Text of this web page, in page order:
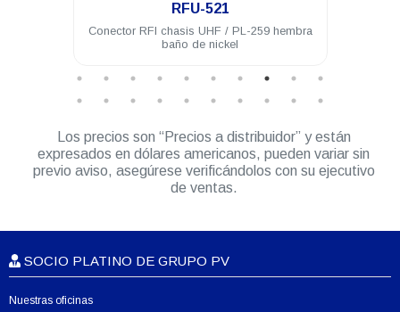
RFU-521
Conector RFI chasis UHF / PL-259 hembra
baño de nickel
Los precios son “Precios a distribuidor” y están
expresados en dólares americanos, pueden variar sin
previo aviso, asegúrese verificándolos con su ejecutivo
de ventas.
SOCIO PLATINO DE GRUPO PV
Nuestras oficinas